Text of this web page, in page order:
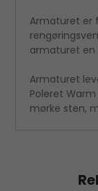
Armaturet er
armaturet en
Armaturet
Poleret
mørke sten,